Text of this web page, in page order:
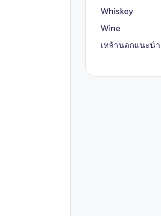
Whiskey
Wine
เหล้านอกแนะนำ